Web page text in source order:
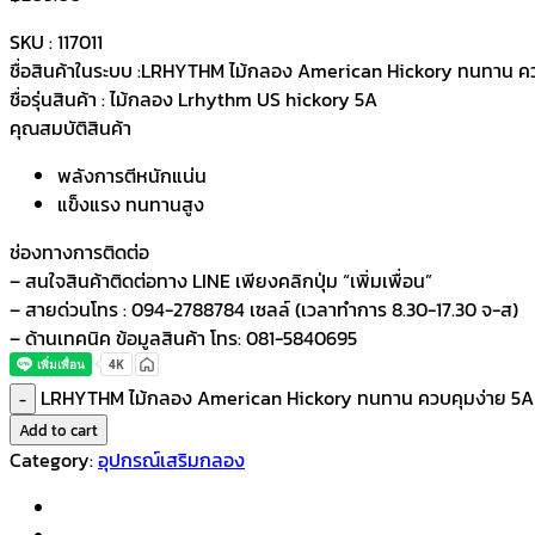
SKU :117011
ชื่อสินค้าในระบบ :LRHYTHM ไม้กลอง American Hickory ทนทาน
ชื่อรุ่นสินค้า :ไม้กลอง Lrhythm US hickory 5A
คุณสมบัติสินค้า
พลังการตีหนักแน่น
แข็งแรง ทนทานสูง
ช่องทางการติดต่อ
– สนใจสินค้าติดต่อทาง LINE เพียงคลิกปุ่ม “เพิ่มเพื่อน”
– สายด่วนโทร : 094-2788784 เซลล์ (เวลาทำการ 8.30-17.30 จ-ส)
– ด้านเทคนิค ข้อมูลสินค้า โทร: 081-5840695
LRHYTHM ไม้กลอง American Hickory ทนทาน ควบคุมง่าย
Add to cart
Category:อุปกรณ์เสริมกลอง